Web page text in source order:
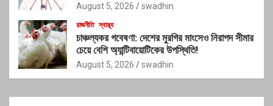
রাশেদ খাঁন
August 5, 2026 swadhin
রাজনীতি স্বাস্থ্য
চাঞ্চল্যকর গবেষণা: দেশের মুরগির মাংসেও নিরাপদ সীমার
চেয়ে বেশি অ্যান্টিবায়োটিকের উপস্থিতি!
August 5, 2026 swadhin